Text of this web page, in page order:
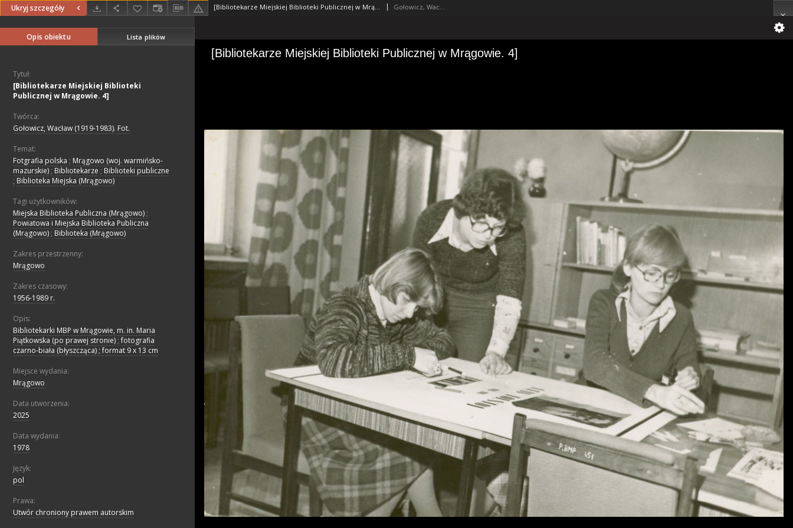
Ukryj szczegóły [Bibliotekarze Miejskiej Biblioteki Publicznej w Mrągowie. 4] Gołowicz, Wacław (1919-1983). Fot.
Opis obiektu Lista plików
Tytuł:
[Bibliotekarze Miejskiej Biblioteki
Publicznej w Mrągowie. 4]
Twórca:
Gołowicz, Wacław (1919-1983). Fot.
Temat:
Fotgrafia polska ; Mrągowo (woj. warmińsko-
mazurskie) ; Bibliotekarze ; Biblioteki publiczne
; Biblioteka Miejska (Mrągowo)
Tagi użytkowników:
Miejska Biblioteka Publiczna (Mrągowo) ;
Powiatowa i Miejska Biblioteka Publiczna
(Mrągowo) ; Biblioteka (Mrągowo)
Zakres przestrzenny:
Mrągowo
Zakres czasowy:
1956-1989 r.
Opis:
Bibliotekarki MBP w Mrągowie, m. in. Maria
Piątkowska (po prawej stronie) ; fotografia
czarno-biała (błyszcząca) ; format 9 x 13 cm
Miejsce wydania:
Mrągowo
Data utworzenia:
2025
Data wydania:
1978
Język:
pol
Prawa:
Utwór chroniony prawem autorskim